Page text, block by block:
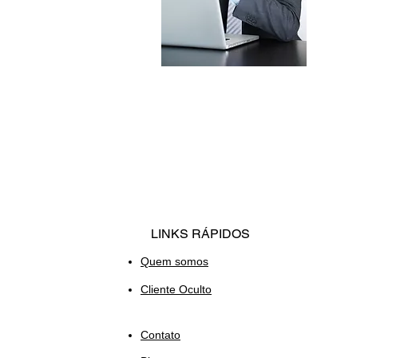
LINKS RÁPIDOS
Quem somos
Cliente Oculto
Contato